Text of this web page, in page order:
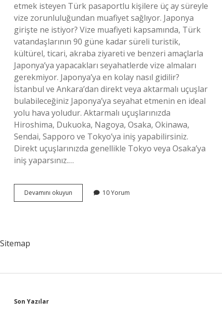
etmek isteyen Türk pasaportlu kişilere üç ay süreyle
vize zorunluluğundan muafiyet sağlıyor. Japonya
girişte ne istiyor? Vize muafiyeti kapsamında, Türk
vatandaşlarının 90 güne kadar süreli turistik,
kültürel, ticari, akraba ziyareti ve benzeri amaçlarla
Japonya’ya yapacakları seyahatlerde vize almaları
gerekmiyor. Japonya’ya en kolay nasıl gidilir?
İstanbul ve Ankara’dan direkt veya aktarmalı uçuşlar
bulabileceğiniz Japonya’ya seyahat etmenin en ideal
yolu hava yoludur. Aktarmalı uçuşlarınızda
Hiroshima, Dukuoka, Nagoya, Osaka, Okinawa,
Sendai, Sapporo ve Tokyo’ya iniş yapabilirsiniz.
Direkt uçuşlarınızda genellikle Tokyo veya Osaka’ya
iniş yaparsınız.…
Devamını okuyun Japonyaya
Gitmek
10 Yorum
Sitemap
Sidebar
Son Yazılar